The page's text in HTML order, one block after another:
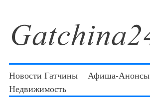
Новости Гатчины Афиша-Анонсы
Недвижимость